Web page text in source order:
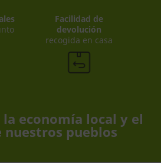
Facilidad de
devolución
recogida en casa
economía local y el
pueblos